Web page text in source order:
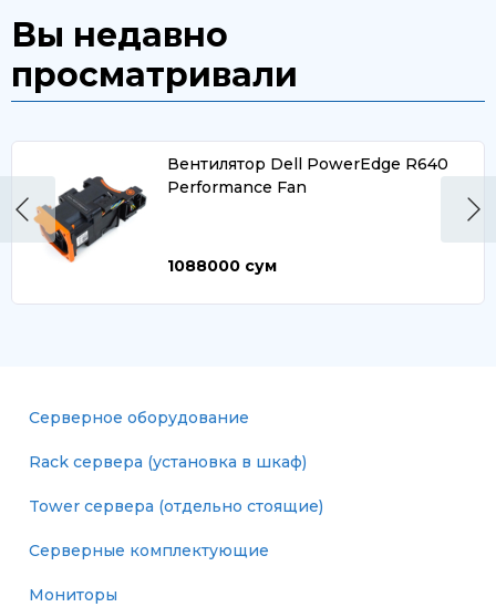
Вы недавно
просматривали
Вентилятор Dell PowerEdge R640
Performance Fan
1088000 сум
Серверное оборудование
Rack сервера (установка в шкаф)
Tower сервера (отдельно стоящие)
Серверные комплектующие
Мониторы